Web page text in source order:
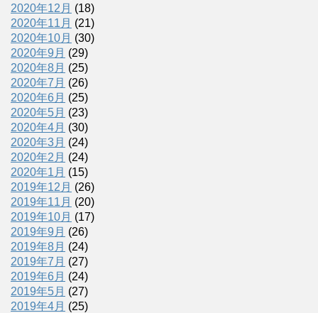
2020年12月 (18)
2020年11月 (21)
2020年10月 (30)
2020年9月 (29)
2020年8月 (25)
2020年7月 (26)
2020年6月 (25)
2020年5月 (23)
2020年4月 (30)
2020年3月 (24)
2020年2月 (24)
2020年1月 (15)
2019年12月 (26)
2019年11月 (20)
2019年10月 (17)
2019年9月 (26)
2019年8月 (24)
2019年7月 (27)
2019年6月 (24)
2019年5月 (27)
2019年4月 (25)